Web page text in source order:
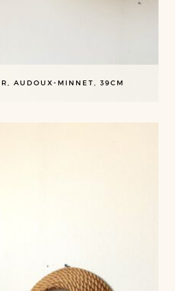
AUDOUX-MINNET, 39CM